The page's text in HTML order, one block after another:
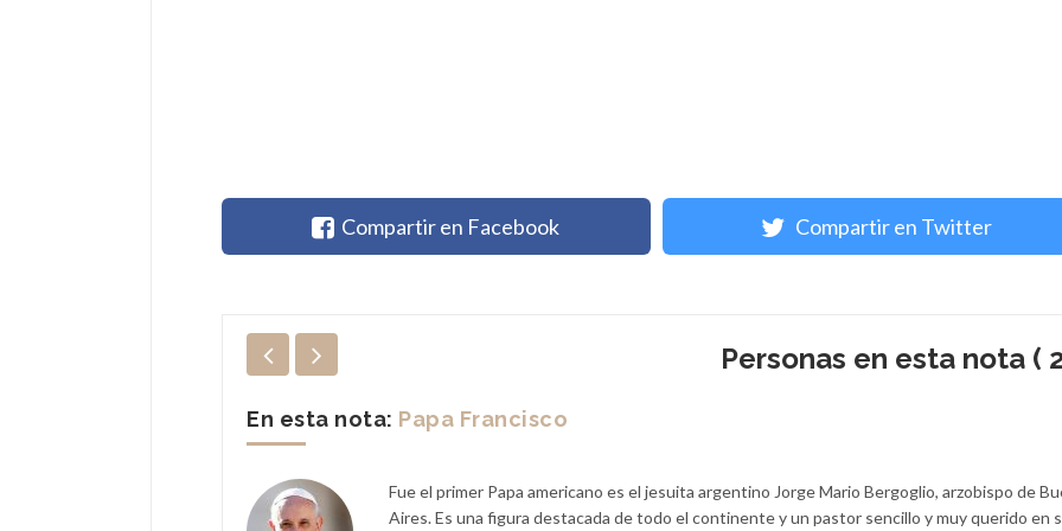
Compartir en Facebook Compartir en Twitter
Personas en esta nota (
En esta nota: Papa Francisco
Fue el primer Papa americano es el jesuita argentino Jorge Mario Bergoglio, arzobispo de
Aires. Es una figura destacada de todo el continente y un pastor sencillo y muy querido en